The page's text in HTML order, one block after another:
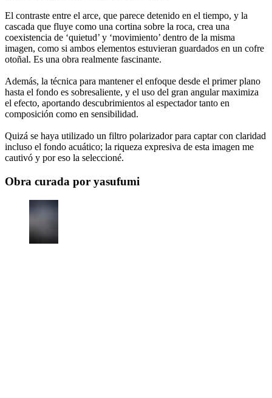
El contraste entre el arce, que parece detenido en el tiempo, y la
cascada que fluye como una cortina sobre la roca, crea una
coexistencia de ‘quietud’ y ‘movimiento’ dentro de la misma
imagen, como si ambos elementos estuvieran guardados en un cofre
otoñal. Es una obra realmente fascinante.
Además, la técnica para mantener el enfoque desde el primer plano
hasta el fondo es sobresaliente, y el uso del gran angular maximiza
el efecto, aportando descubrimientos al espectador tanto en
composición como en sensibilidad.
Quizá se haya utilizado un filtro polarizador para captar con claridad
incluso el fondo acuático; la riqueza expresiva de esta imagen me
cautivó y por eso la seleccioné.
Obra curada por yasufumi